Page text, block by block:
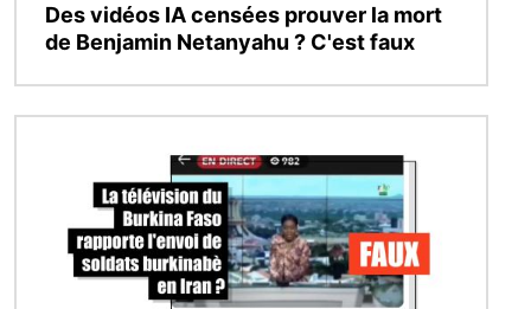
Des vidéos IA censées prouver la mort
de Benjamin Netanyahu ? C'est faux